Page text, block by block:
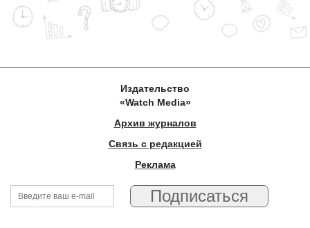
Издательство
«Watch Media»
Архив журналов
Связь с редакцией
Реклама